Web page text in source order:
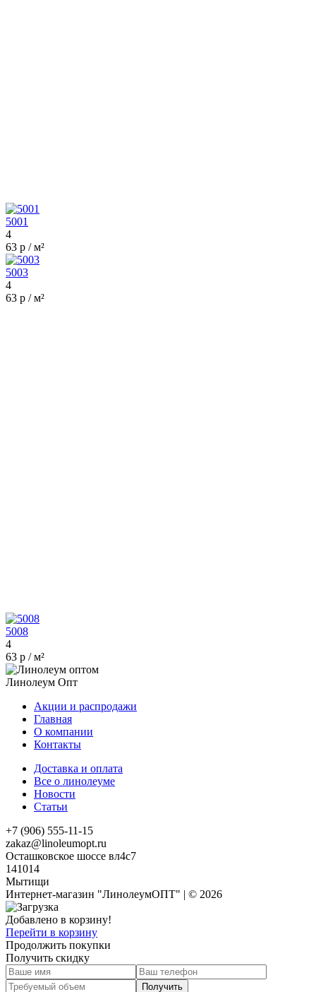
5001
4
63 р / м²
5003
4
63 р / м²
5008
4
63 р / м²
Линолеум Опт
Акции и распродажи
Главная
О компании
Контакты
Доставка и оплата
Все о линолеуме
Новости
Статьи
+7 (906) 555-11-15
zakaz@linoleumopt.ru
Осташковское шоссе вл4с7
141014
Мытищи
Интернет-магазин "ЛинолеумОПТ" | © 2026
Добавлено в корзину!
Перейти в корзину
Продолжить покупки
Получить скидку